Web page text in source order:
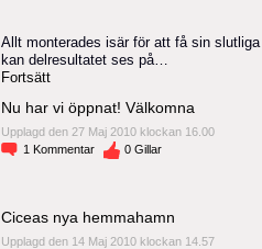
Allt monterades isär för att få sin
kan delresultatet ses på…
Fortsätt
Nu har vi öppnat! Välkomna
Upplagd den 27 Maj 2010 klockan 16.00
1 Kommentar 0 Gillar
Ciceas nya hemmahamn
Upplagd den 14 Maj 2010 klockan 14.57